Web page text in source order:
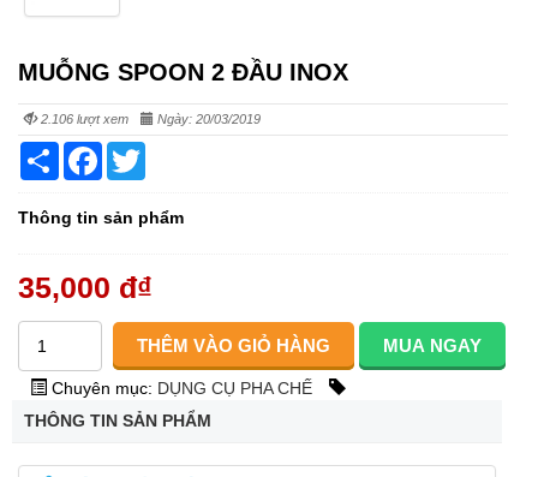
MUỖNG SPOON 2 ĐẦU INOX
2.106 lượt xem Ngày: 20/03/2019
Share Facebook
Thông tin sản phẩm
35,000 đ₫
Chuyên mục: DỤNG CỤ PHA CHẾ
THÔNG TIN SẢN PHẨM